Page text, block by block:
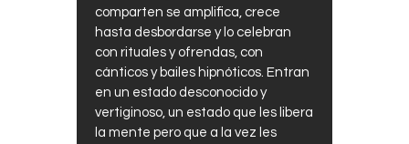
comparten se amplifica, crece
hasta desbordarse y lo celebran
con rituales y ofrendas, con
cánticos y bailes hipnóticos. Entran
en un estado desconocido y
vertiginoso, un estado que les libera
la mente pero que a la vez les